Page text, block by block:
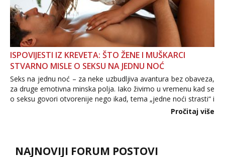
ISPOVIJESTI IZ KREVETA: ŠTO ŽENE I MUŠKARCI
STVARNO MISLE O SEKSU NA JEDNU NOĆ
Seks na jednu noć – za neke uzbudljiva avantura bez obaveza,
za druge emotivna minska polja. Iako živimo u vremenu kad se
o seksu govori otvorenije nego ikad, tema „jedne noći strasti“ i
dalje izaziva burne rasprave. Što zapravo misle žene, a što
Pročitaj više
NAJNOVIJI FORUM POSTOVI